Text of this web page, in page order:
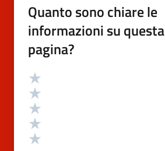
Quanto sono chiare le
informazioni su questa
pagina?
Valutazione